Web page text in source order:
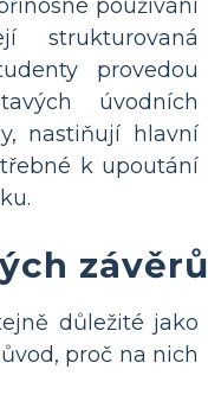
používání
strukturovaná
provedou
úvodních
nastiňují hlavní
k upoutání
závěrů
důležité jako
proč na nich